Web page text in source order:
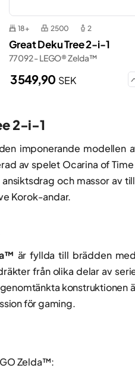
18+ 2500 2
Great Deku Tree 2-i-1
77092 - LEGO® Zelda™
3 549,90 SEK
2-i-1
imponerande modellen
av spelet Ocarina of
och massor av
Korok-andar.
är fyllda till brädden
från olika delar av
för gaming.
Zelda™: